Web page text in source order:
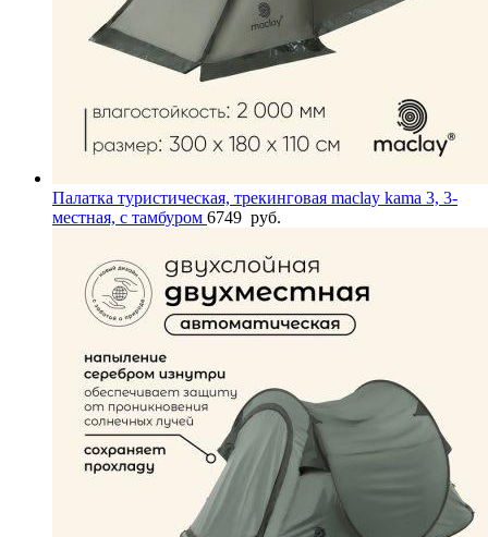
Палатка туристическая, трекинговая maclay kama 3, 3-
местная, с тамбуром 6749 руб.